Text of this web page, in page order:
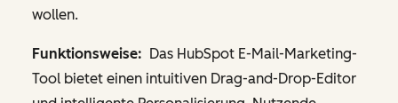
wollen.
Funktionsweise: Das HubSpot E-Mail-Marketing-
Tool bietet einen intuitiven Drag-and-Drop-Editor